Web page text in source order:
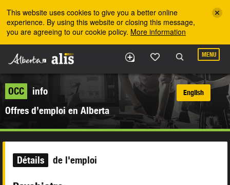
This website uses cookies to give you a better online
experience. By using this website or closing this message,
you are agreeing to our cookie policy. More information
MENU
OCC
info
Offres d’emploi en Alberta
English
Détails de l'emploi